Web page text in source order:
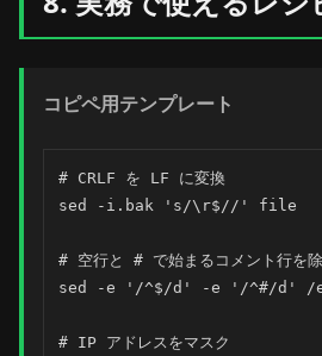
コピペ用テンプレート
# CRLF を LF に変換
sed -i.bak 's/\r$//' file
# 空行と # で始まるコメント行を
sed -e '/^$/d' -e '/^#/d' /
# IP アドレスをマスク